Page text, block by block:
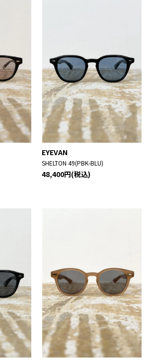
EYEVAN
SHELTON 49(PBK-BLU)
48,400円(税込)